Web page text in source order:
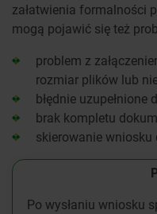
załatwienia formalności
mogą pojawić się też
problem z
rozmiar plików lub
błędnie uzupełnione
brak kompletu
skierowanie wniosku
Po wysłaniu wniosku